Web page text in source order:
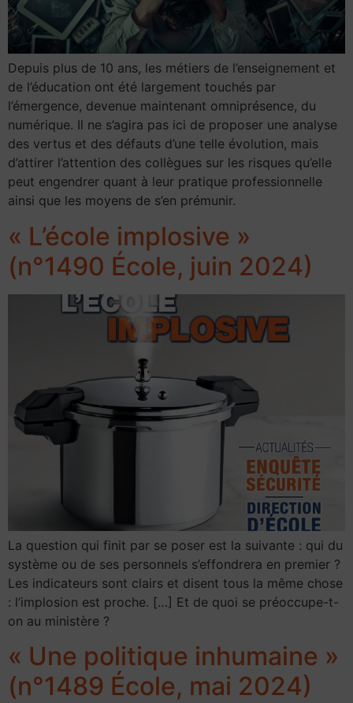
Depuis plus de 10 ans, les métiers de l’enseignement et
de l’éducation ont été largement touchés par
l’émergence, devenue maintenant omniprésence, du
numérique. Il ne s’agira pas ici de proposer une analyse
des vertus et des défauts d’une telle évolution, mais
d’attirer l’attention des collègues sur les risques qu’elle
peut engendrer quant à leur pratique professionnelle
ainsi que les moyens de s’en prémunir.
« L’école implosive »
(n°1490 École, juin 2024)
La question qui finit par se poser est la suivante : qui du
système ou de ses personnels s’effondrera en premier ?
Les indicateurs sont clairs et disent tous la même chose
: l’implosion est proche. […] Et de quoi se préoccupe-t-
on au ministère ?
« Une politique inhumaine »
(n°1489 École, mai 2024)